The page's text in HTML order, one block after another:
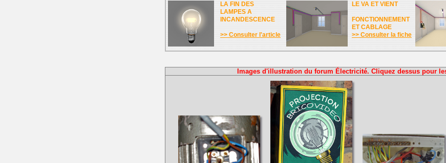
LA FIN DES
LAMPES A
INCANDESCENCE
>> Consulter l'article
LE VA ET VIENT
FONCTIONNEMENT
ET CABLAGE
>> Consulter la fiche
Images d'illustration du forum Électricité. Cliquez dessus pour